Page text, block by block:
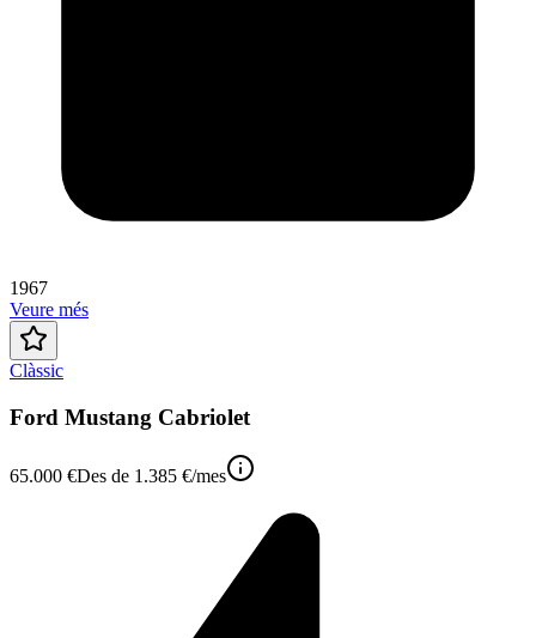
1967
Veure més
Clàssic
Ford Mustang Cabriolet
65.000 €Des de 1.385 €/mes